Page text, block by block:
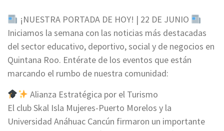
¡NUESTRA PORTADA DE HOY! | 22 DE JUNIO
Iniciamos la semana con las noticias más destacadas
del sector educativo, deportivo, social y de negocios en
Quintana Roo. Entérate de los eventos que están
marcando el rumbo de nuestra comunidad:
Alianza Estratégica por el Turismo
El club Skal Isla Mujeres-Puerto Morelos y la
Universidad Anáhuac Cancún firmaron un importante